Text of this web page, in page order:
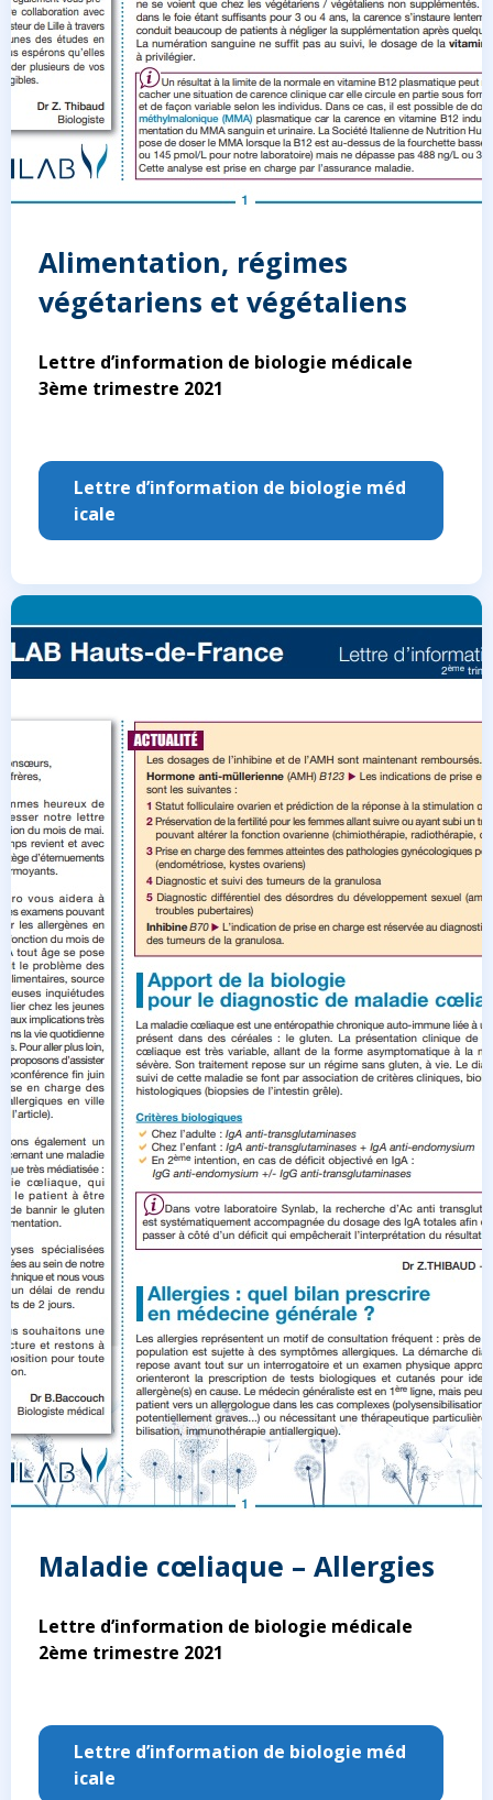
Alimentation, régimes
végétariens et végétaliens
Lettre d’information de biologie médicale
3ème trimestre 2021
Lettre d’information de biologie méd
icale
Maladie cœliaque – Allergies
Lettre d’information de biologie médicale
2ème trimestre 2021
Lettre d’information de biologie méd
icale